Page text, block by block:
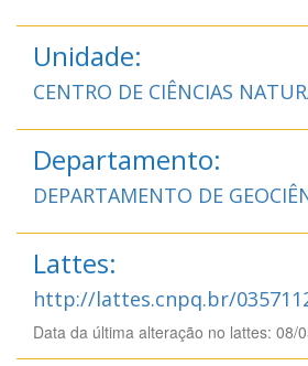
Unidade:
CENTRO DE CIÊNCIAS
Departamento:
DEPARTAMENTO DE
Lattes:
http://lattes.cnpq.br/
Data da última alteração no lattes: 08/